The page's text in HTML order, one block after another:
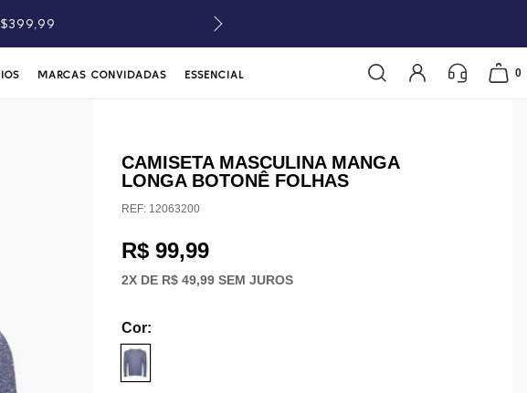
MARCAS CONVIDADAS ESSENCIAL 0
CAMISETA MASCULINA MANGA
LONGA BOTONÊ FOLHAS
REF: 12063200
R$ 99,99
2X DE R$ 49,99SEM JUROS
Cor: